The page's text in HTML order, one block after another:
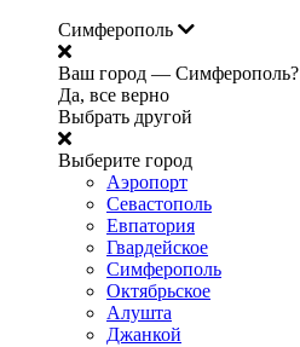
Симферополь
Ваш город — Симферополь?
Да, все верно
Выбрать другой
Выберите город
Аэропорт
Севастополь
Евпатория
Гвардейское
Симферополь
Октябрьское
Алушта
Джанкой